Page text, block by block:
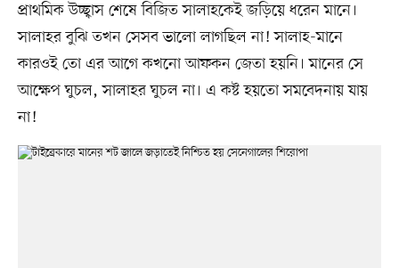
প্রাথমিক উচ্ছ্বাস শেষে বিজিত সালাহকেই জড়িয়ে ধরেন মানে।
সালাহর বুঝি তখন সেসব ভালো লাগছিল না! সালাহ-মানে
কারওই তো এর আগে কখনো আফকন জেতা হয়নি। মানের সে
আক্ষেপ ঘুচল, সালাহর ঘুচল না। এ কষ্ট হয়তো সমবেদনায় যায়
না!